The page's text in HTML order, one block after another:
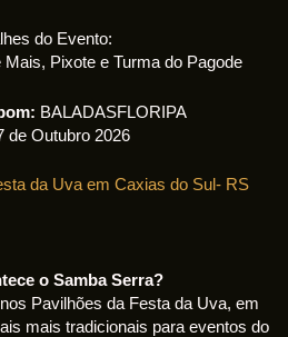
do Evento:
Pixote e Turma do Pagode
BALADASFLORIPA
de Outubro 2026
da Uva em Caxias do Sul- RS
o Samba Serra?
Pavilhões da Festa da Uva, em
mais tradicionais para eventos do